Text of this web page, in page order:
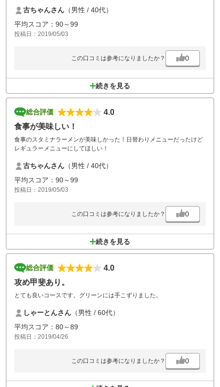
古ちゃんさん （男性 / 40代）
平均スコア：90～99
投稿日：2019/05/03
この口コミは参考になりましたか？ 0
続きを見る
総合評価
4.0
食事が美味しい！
食事のスタミナラーメンが美味しかった！日替わりメニューだったけど
レギュラーメニューにしてほしい！
古ちゃんさん （男性 / 40代）
平均スコア：90～99
投稿日：2019/05/03
この口コミは参考になりましたか？ 0
続きを見る
総合評価
4.0
攻め甲斐あり。
とても良いコースです。グリーンには手こずりました。
しゃーとんさん （男性 / 60代）
平均スコア：80～89
投稿日：2019/04/26
この口コミは参考になりましたか？ 0